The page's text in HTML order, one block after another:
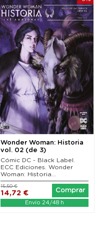
Wonder Woman: Historia
vol. 02 (de 3)
Cómic DC - Black Label.
ECC Ediciones. Wonder
Woman: Historia...
14,72 €
15,50 €
Comprar
Envío 24/48 h